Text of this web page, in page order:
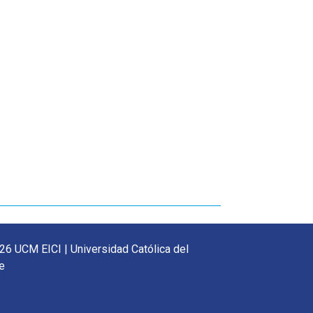
UCM EICI | Universidad Católica del